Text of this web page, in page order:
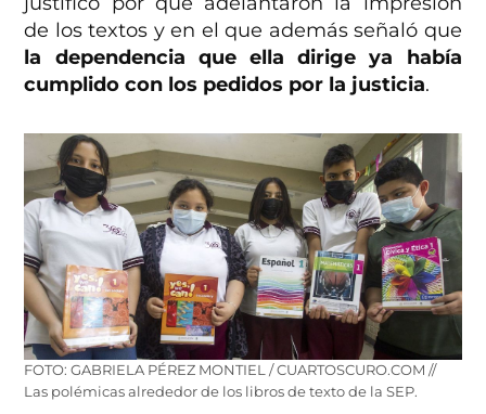
de los textos y en el que además señaló que
la dependencia que ella dirige ya había
cumplido con los pedidos por la justicia.
FOTO: GABRIELA PÉREZ MONTIEL / CUARTOSCURO.COM //
Las polémicas alrededor de los libros de texto de la SEP.